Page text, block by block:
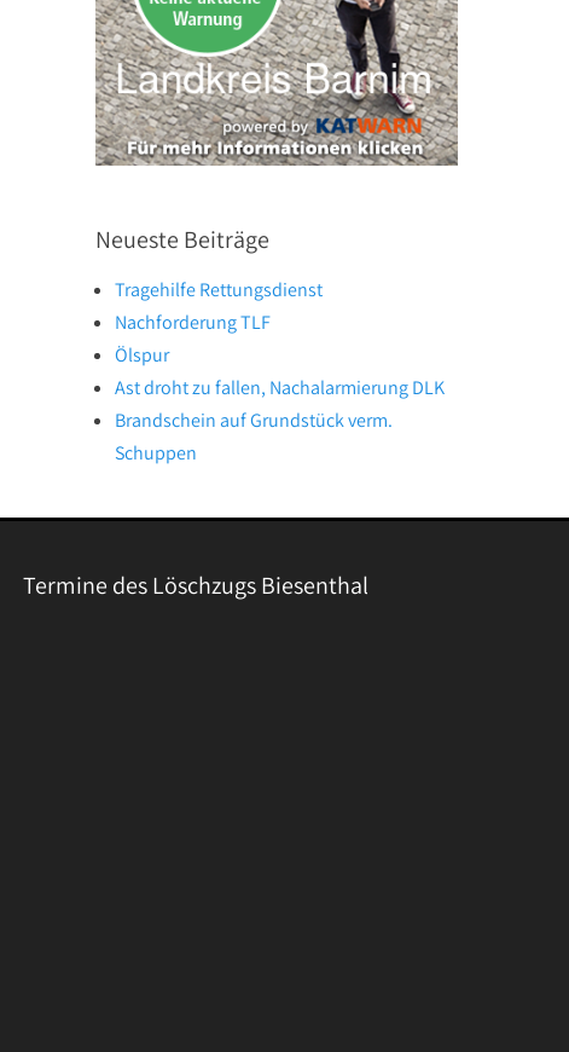
Neueste Beiträge
Tragehilfe Rettungsdienst
Nachforderung TLF
Ölspur
Ast droht zu fallen, Nachalarmierung DLK
Brandschein auf Grundstück verm.
Schuppen
Termine des Löschzugs Biesenthal